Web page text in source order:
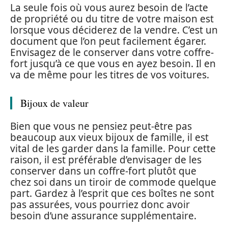
La seule fois où vous aurez besoin de l’acte
de propriété ou du titre de votre maison est
lorsque vous déciderez de la vendre. C’est un
document que l’on peut facilement égarer.
Envisagez de le conserver dans votre coffre-
fort jusqu’à ce que vous en ayez besoin. Il en
va de même pour les titres de vos voitures.
Bijoux de valeur
Bien que vous ne pensiez peut-être pas
beaucoup aux vieux bijoux de famille, il est
vital de les garder dans la famille. Pour cette
raison, il est préférable d’envisager de les
conserver dans un coffre-fort plutôt que
chez soi dans un tiroir de commode quelque
part. Gardez à l’esprit que ces boîtes ne sont
pas assurées, vous pourriez donc avoir
besoin d’une assurance supplémentaire.